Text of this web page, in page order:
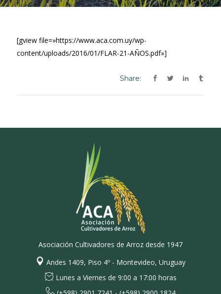
[gview file=»https://www.aca.com.uy/wp-
content/uploads/2016/01/FLAR-21-AÑOS.pdf»]
Share:
Asociación Cultivadores de Arroz desde 1947
Andes 1409, Piso 4º - Montevideo, Uruguay
Lunes a Viernes de 9:00 a 17:00 horas